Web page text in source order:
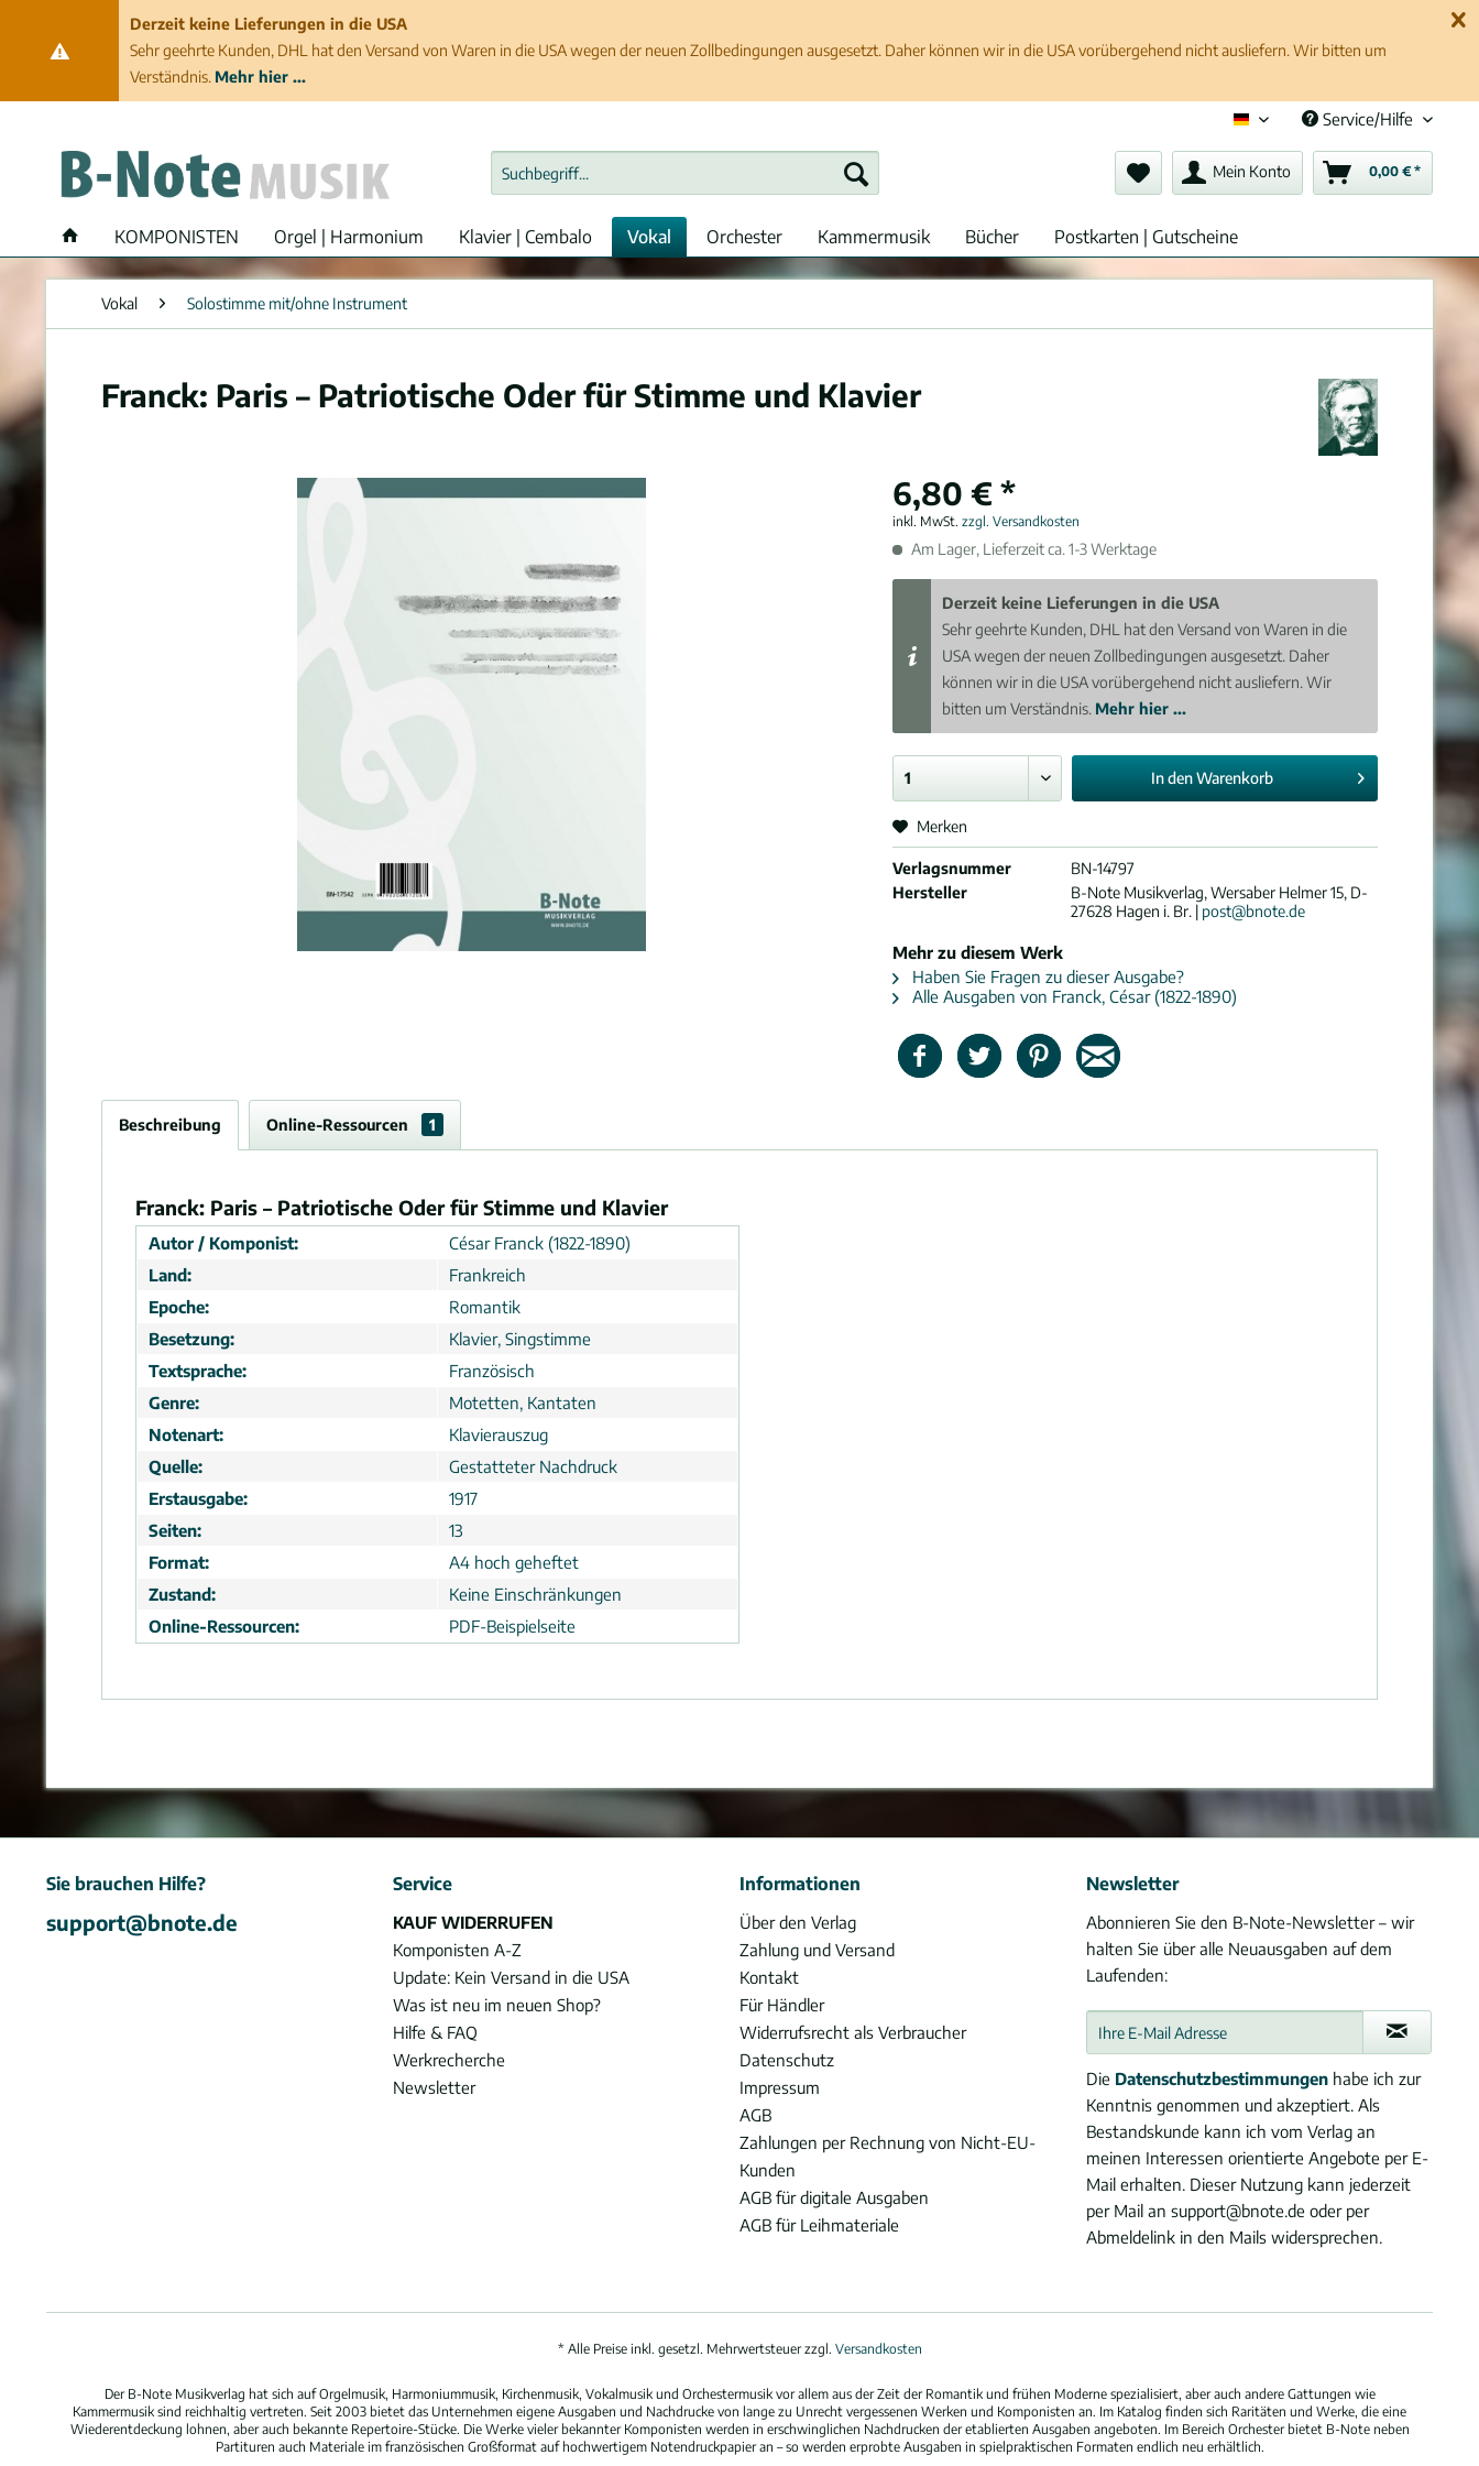
Derzeit keine Lieferungen in die USA
Sehr geehrte Kunden, DHL hat den Versand von Waren in die USA wegen der neuen Zollbedingungen ausgesetzt. Daher können wir in die USA vorübergehend nicht ausliefern. Wir bitten um
Verständnis. Mehr hier ...
Deutsch (de)
Service/Hilfe
Mein Konto 0,00 € *
KOMPONISTEN Orgel | Harmonium Klavier | Cembalo Vokal Orchester Kammermusik Bücher Postkarten | Gutscheine
Vokal Solostimme mit/ohne Instrument
Franck: Paris – Patriotische Oder für Stimme und Klavier
6,80 € *
inkl. MwSt.zzgl. Versandkosten
Am Lager, Lieferzeit ca. 1-3 Werktage
Derzeit keine Lieferungen in die USA
Sehr geehrte Kunden, DHL hat den Versand von Waren in die
USA wegen der neuen Zollbedingungen ausgesetzt. Daher
können wir in die USA vorübergehend nicht ausliefern. Wir
bitten um Verständnis. Mehr hier ...
In denWarenkorb
Merken
Verlagsnummer
BN-14797
Hersteller
B-Note Musikverlag, Wersaber Helmer 15, D-
27628 Hagen i. Br. | post@bnote.de
Mehr zu diesem Werk
Haben Sie Fragen zu dieser Ausgabe?
Alle Ausgaben von Franck, César (1822-1890)
Beschreibung Online-Ressourcen 1
Franck: Paris – Patriotische Oder für Stimme und Klavier
Autor / Komponist:
César Franck (1822-1890)
Land:
Frankreich
Epoche:
Romantik
Besetzung:
Klavier, Singstimme
Textsprache:
Französisch
Genre:
Motetten, Kantaten
Notenart:
Klavierauszug
Quelle:
Gestatteter Nachdruck
Erstausgabe:
1917
Seiten:
13
Format:
A4 hoch geheftet
Zustand:
Keine Einschränkungen
Online-Ressourcen:
PDF-Beispielseite
Sie brauchen Hilfe?
support@bnote.de
Service
KAUF WIDERRUFEN
Komponisten A-Z
Update: Kein Versand in die USA
Was ist neu im neuen Shop?
Hilfe & FAQ
Werkrecherche
Newsletter
Informationen
Über den Verlag
Zahlung und Versand
Kontakt
Für Händler
Widerrufsrecht als Verbraucher
Datenschutz
Impressum
AGB
Zahlungen per Rechnung von Nicht-EU-
Kunden
AGB für digitale Ausgaben
AGB für Leihmateriale
Newsletter
Abonnieren Sie den B-Note-Newsletter – wir
halten Sie über alle Neuausgaben auf dem
Laufenden:
Die Datenschutzbestimmungen habe ich zur
Kenntnis genommen und akzeptiert. Als
Bestandskunde kann ich vom Verlag an
meinen Interessen orientierte Angebote per E-
Mail erhalten. Dieser Nutzung kann jederzeit
per Mail an support@bnote.de oder per
Abmeldelink in den Mails widersprechen.
* Alle Preise inkl. gesetzl. Mehrwertsteuer zzgl. Versandkosten
Der B-Note Musikverlag hat sich auf Orgelmusik, Harmoniummusik, Kirchenmusik, Vokalmusik und Orchestermusik vor allem aus der Zeit der Romantik und frühen Moderne spezialisiert, aber auch andere Gattungen wie
Kammermusik sind reichhaltig vertreten. Seit 2003 bietet das Unternehmen eigene Ausgaben und Nachdrucke von lange zu Unrecht vergessenen Werken und Komponisten an. Im Katalog finden sich Raritäten und Werke, die eine
Wiederentdeckung lohnen, aber auch bekannte Repertoire-Stücke. Die Werke vieler bekannter Komponisten werden in erschwinglichen Nachdrucken der etablierten Ausgaben angeboten. Im Bereich Orchester bietet B-Note neben
Partituren auch Materiale im französischen Großformat auf hochwertigem Notendruckpapier an – so werden erprobte Ausgaben in spielpraktischen Formaten endlich neu erhältlich.